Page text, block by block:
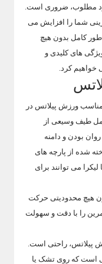
مطلوب، ضروری است.
شما را افزایش می
طور کامل بدون هیچ
های کلیدی و
خواهیم کرد.
ورزش پیلاتس در
طیف وسیعی از
بودن و دامنه
شده از پارچه های
می توانند برای
هیچ محدودیتی حرکت
را با دقت و سهولت
پیلاتس، راحتی است.
است که روی تشک یا